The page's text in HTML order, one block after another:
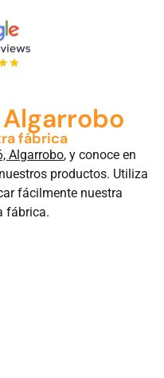
fábrica
Algarrobo, y conoce en
productos. Utiliza
fácilmente nuestra
fábrica.